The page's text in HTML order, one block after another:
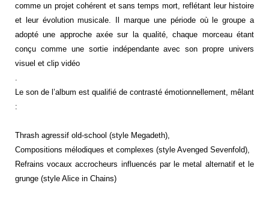
comme un projet cohérent et sans temps mort, reflétant leur histoire
et leur évolution musicale. Il marque une période où le groupe a
adopté une approche axée sur la qualité, chaque morceau étant
conçu comme une sortie indépendante avec son propre univers
visuel et clip vidéo
Le son de l’album est qualifié de contrasté émotionnellement, mêlant
:
Thrash agressif old-school (style Megadeth),
Compositions mélodiques et complexes (style Avenged Sevenfold),
Refrains vocaux accrocheurs influencés par le metal alternatif et le
grunge (style Alice in Chains)